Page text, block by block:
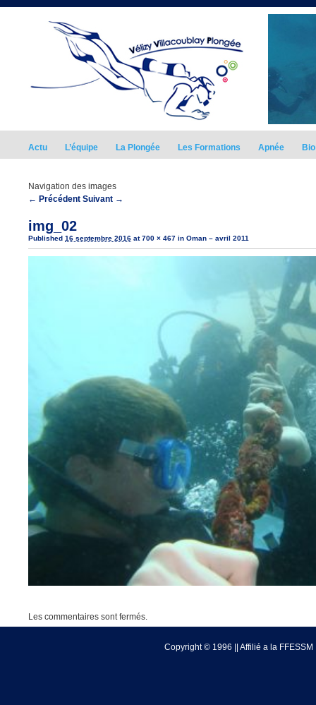
Actu L’équipe La Plongée Les Formations Apnée Bio
Navigation des images
← Précédent Suivant →
img_02
Published 16 septembre 2016 at700 × 467 in Oman – avril 2011
Les commentaires sont fermés.
Copyright © 1996 || Affilié a la